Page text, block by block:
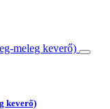
keverő)